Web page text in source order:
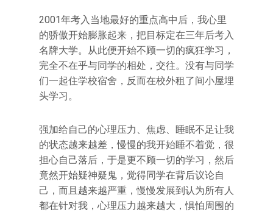
2001年考入当地最好的重点高中后，我心里
的骄傲开始膨胀起来，把目标定在三年后考入
名牌大学。从此便开始不顾一切的疯狂学习，
完全不在乎与同学的相处，交往。没有与同学
们一起住学校宿舍，反而在校外租了间小屋埋
头学习。
强加给自己的心理压力、焦虑、睡眠不足让我
的状态越来越差，慢慢的我开始睡不着觉，很
担心自己落后，于是更不顾一切的学习，然后
竟然开始疑神疑鬼，觉得同学在背后议论自
己，而且越来越严重，慢慢发展到认为所有人
都在针对我，心理压力越来越大，惧怕周围的